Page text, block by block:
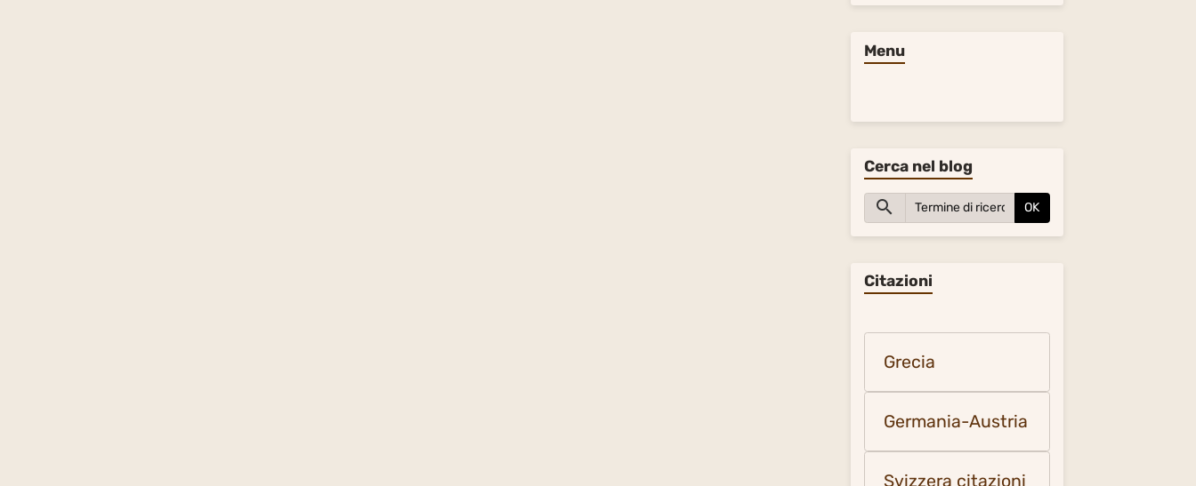
Menu
Cerca nel blog
OK
Citazioni
Grecia
Germania-Austria
Svizzera citazioni